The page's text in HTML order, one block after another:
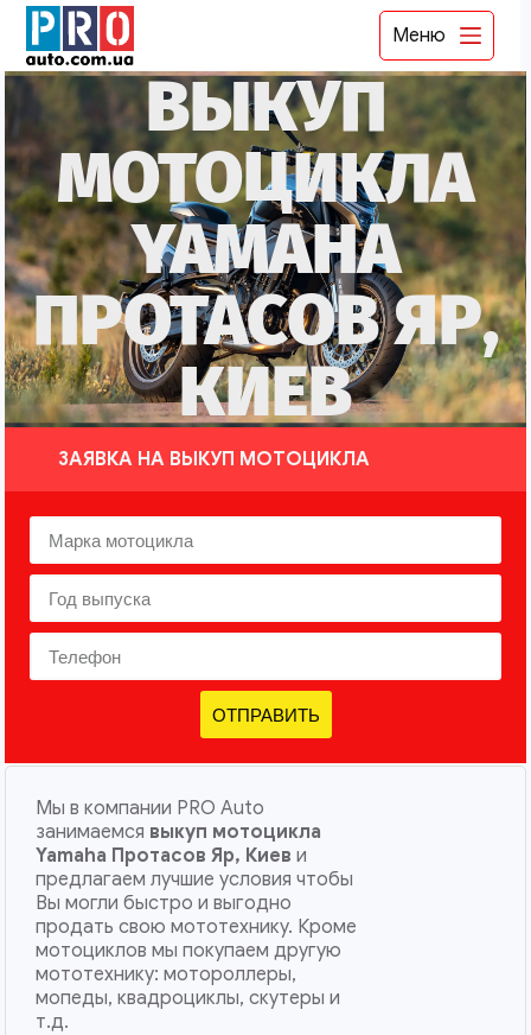
Меню
ВЫКУП
МОТОЦИКЛА
YAMAHA
ПРОТАСОВ ЯР,
КИЕВ
ЗАЯВКА НА ВЫКУП МОТОЦИКЛА
ОТПРАВИТЬ
Мы в компании PRO Auto
занимаемся выкуп мотоцикла
Yamaha Протасов Яр, Киев и
предлагаем лучшие условия чтобы
Вы могли быстро и выгодно
продать свою мототехнику. Кроме
мотоциклов мы покупаем другую
мототехнику: мотороллеры,
мопеды, квадроциклы, скутеры и
т.д.